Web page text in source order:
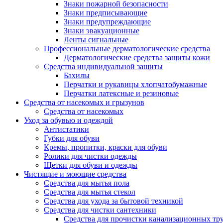
Знаки пожарной безопасности
Знаки предписывающие
Знаки предупреждающие
Знаки эвакуационные
Ленты сигнальные
Профессиональные дерматологические средства
Дерматологические средства защиты кожи
Средства индивидуальной защиты
Бахилы
Перчатки и рукавицы хлопчатобумажные
Перчатки латексные и резиновые
Средства от насекомых и грызунов
Средства от насекомых
Уход за обувью и одеждой
Антистатики
Губки для обуви
Кремы, пропитки, краски для обуви
Ролики для чистки одежды
Щетки для обуви и одежды
Чистящие и моющие средства
Средства для мытья пола
Средства для мытья стекол
Средства для ухода за бытовой техникой
Средства для чистки сантехники
Средства для прочистки канализационных